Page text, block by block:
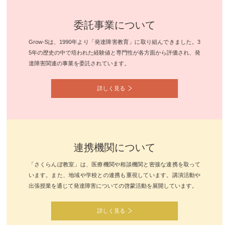
委託事業について
Grow-Sは、1990年より「発達障害教育」に取り組んできました。3
5年の歴史の中で培われた経験値と専門性が各方面から評価され、発
達障害関連の事業を委託されています。
詳しく見る
連携機関について
「さくらんぼ教室」は、医療機関や相談機関と密接な連携を取って
います。また、地域や学校との連携も重視しています。講演活動や
出張授業を通じて発達障害についての啓蒙活動を展開しています。
詳しく見る